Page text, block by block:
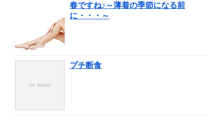
春ですね♪～薄着の季節になる前
に・・・～
プチ断食